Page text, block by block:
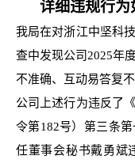
详细违规行为
我局在对浙江中坚科
查中发现公司2025年
不准确、互动易答复不
公司上述行为违反了
令第182号）第三条
任董事会秘书戴勇斌